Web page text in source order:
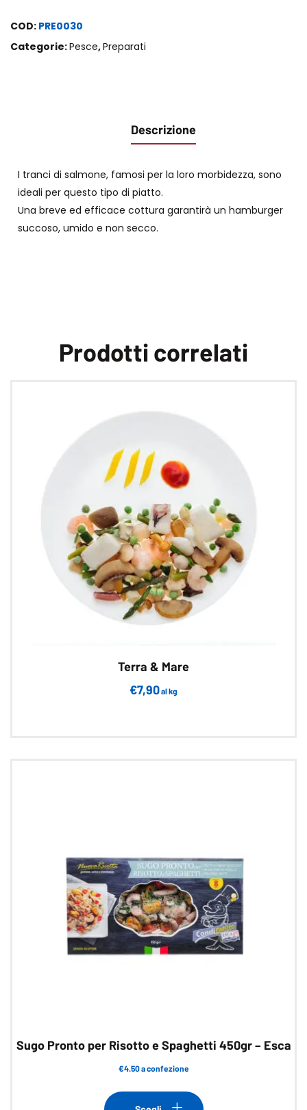
COD: PRE0030
Categorie:Pesce,Preparati
Descrizione
I tranci di salmone, famosi per la loro morbidezza, sono
ideali per questo tipo di piatto.
Una breve ed efficace cottura garantirà un hamburger
succoso, umido e non secco.
Prodotti correlati
Terra & Mare
€7,90al kg
Sugo Pronto per Risotto e Spaghetti 450gr – Esca
€4.50 a confezione